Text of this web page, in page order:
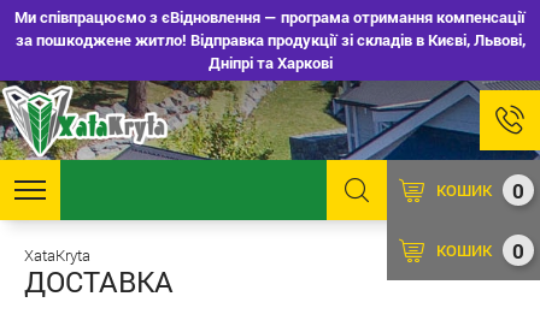
Ми співпрацюємо з єВідновлення — програма отримання компенсації
за пошкоджене житло! Відправка продукції зі складів в Києві, Львові,
Дніпрі та Харкові
0
КОШИК
0
КОШИК
XataKryta
ДОСТАВКА